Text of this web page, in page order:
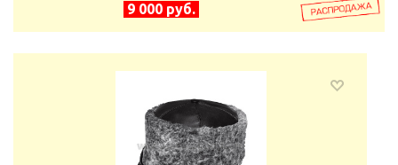
9 000 руб.